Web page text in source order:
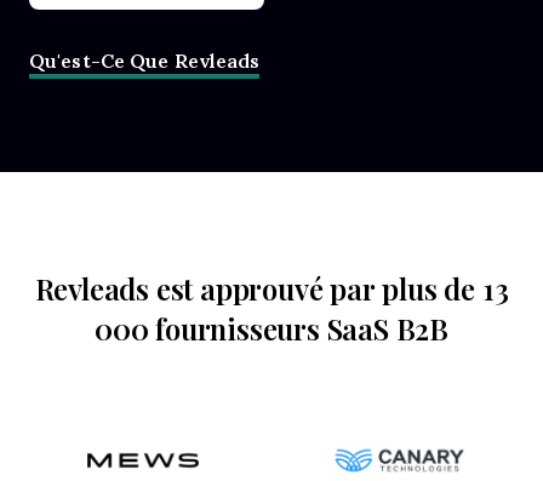
Qu'est-Ce Que Revleads
Revleads est approuvé par plus de 13
000 fournisseurs SaaS B2B